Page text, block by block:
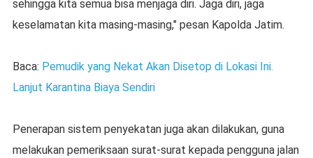
sehingga kita semua bisa menjaga diri. Jaga diri, jaga
keselamatan kita masing-masing," pesan Kapolda Jatim.
Baca: Pemudik yang Nekat Akan Disetop di Lokasi Ini.
Lanjut Karantina Biaya Sendiri
Penerapan sistem penyekatan juga akan dilakukan, guna
melakukan pemeriksaan surat-surat kepada pengguna jalan